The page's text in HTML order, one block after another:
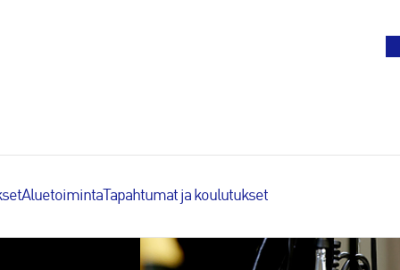
Aluetoiminta Tapahtumat ja koulutukset